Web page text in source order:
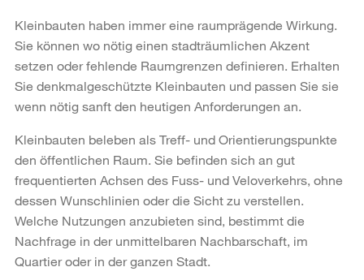
Kleinbauten haben immer eine raumprägende Wirkung.
Sie können wo nötig einen stadträumlichen Akzent
setzen oder fehlende Raumgrenzen definieren. Erhalten
Sie denkmalgeschützte Kleinbauten und passen Sie sie
wenn nötig sanft den heutigen Anforderungen an.
Kleinbauten beleben als Treff- und Orientierungspunkte
den öffentlichen Raum. Sie befinden sich an gut
frequentierten Achsen des Fuss- und Veloverkehrs, ohne
dessen Wunschlinien oder die Sicht zu verstellen.
Welche Nutzungen anzubieten sind, bestimmt die
Nachfrage in der unmittelbaren Nachbarschaft, im
Quartier oder in der ganzen Stadt.